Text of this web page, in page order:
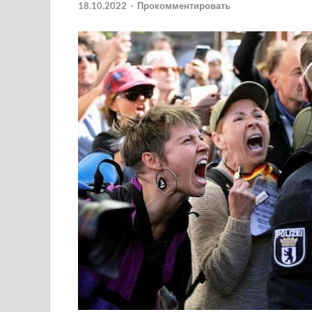
18.10.2022 - Прокомментировать